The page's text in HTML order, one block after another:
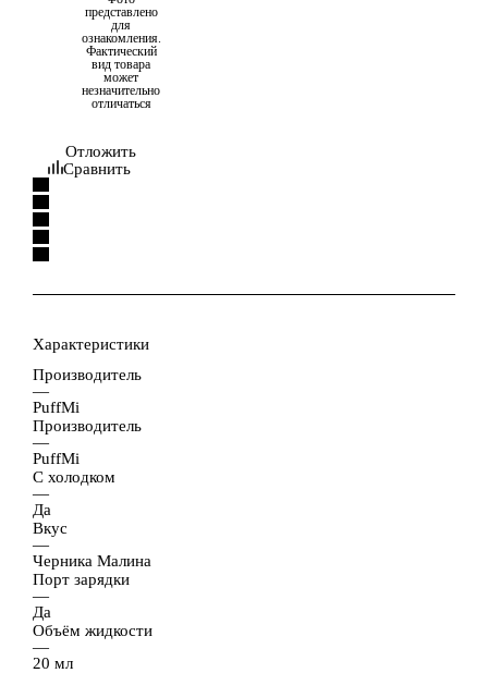
представлено
для
ознакомления.
Фактический
вид товара
может
незначительно
отличаться
Отложить
Сравнить
Характеристики
Производитель
—
PuffMi
Производитель
—
PuffMi
С холодком
—
Да
Вкус
—
Черника Малина
Порт зарядки
—
Да
Объём жидкости
—
20 мл